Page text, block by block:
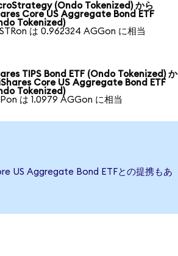
(Ondo Tokenized) から
Core US Aggregate Bond ETF
Tokenized)
は 0.962324 AGGon に相当
TIPS Bond ETF (Ondo Tokenized) か
Core US Aggregate Bond ETF
Tokenized)
は 1.0979 AGGon に相当
US Aggregate Bond ETFとの提携もあ